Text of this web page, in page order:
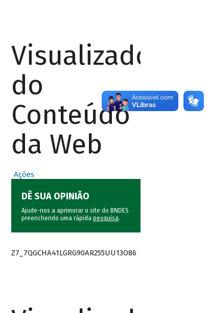
Visualizador
do
Conteúdo
da Web
Ações
DÊ SUA OPINIÃO
Ajude-nos a aprimorar o site do BNDES
preenchendo uma rápida pesquisa.
Z7_7QGCHA41LGRG90AR255UU13O86